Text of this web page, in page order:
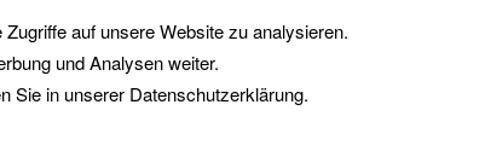
auf unsere Website zu analysieren.
und Analysen weiter.
Sie in unserer Datenschutzerklärung.